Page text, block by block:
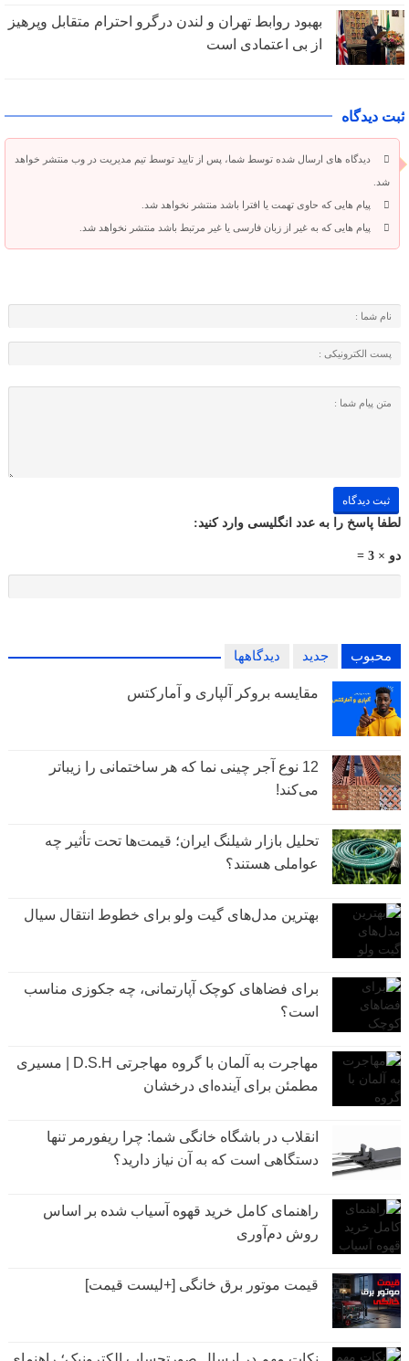
بهبود روابط تهران و لندن درگرو احترام متقابل وپرهیز
از بی‌ اعتمادی است
ثبت دیدگاه
دیدگاه های ارسال شده توسط شما، پس از تایید توسط تیم مدیریت در وب منتشر خواهد
شد.
پیام هایی که حاوی تهمت یا افترا باشد منتشر نخواهد شد.
پیام هایی که به غیر از زبان فارسی یا غیر مرتبط باشد منتشر نخواهد شد.
لطفا پاسخ را به عدد انگلیسی وارد کنید:
دو × 3 =
محبوب جدید دیدگاهها
مقایسه بروکر آلپاری و آمارکتس
12 نوع آجر چینی نما که هر ساختمانی را زیباتر
می‌کند!
تحلیل بازار شیلنگ ایران؛ قیمت‌ها تحت تأثیر چه
عواملی هستند؟
بهترین مدل‌های گیت ولو برای خطوط انتقال سیال
برای فضاهای کوچک آپارتمانی، چه جکوزی مناسب
است؟
مهاجرت به آلمان با گروه مهاجرتی D.S.H | مسیری
مطمئن برای آینده‌ای درخشان
انقلاب در باشگاه خانگی شما: چرا ریفورمر تنها
دستگاهی است که به آن نیاز دارید؟
راهنمای کامل خرید قهوه آسیاب شده بر اساس
روش دم‌آوری
قیمت موتور برق خانگی [+لیست قیمت]